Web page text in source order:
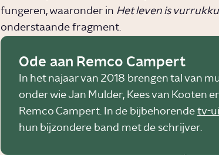
fungeren, waaronder in Het leven is
onderstaande fragment.
Ode aan Remco Campert
In het najaar van 2018 brengen tal van
onder wie Jan Mulder, Kees van Kooten
Remco Campert. In de bijbehorende tv-
hun bijzondere band met de schrijver.